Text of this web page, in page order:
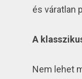
és váratlan
A
Nem lehet